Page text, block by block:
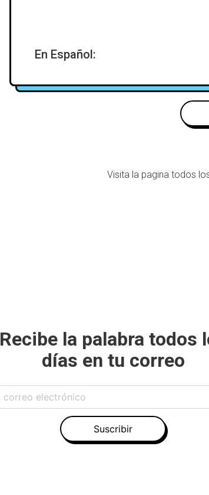
En Español:
Visita la pagina todos
Recibe la palabra todos
días en tu correo
Suscribir